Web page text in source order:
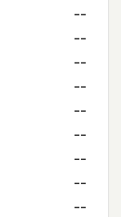
--
--
--
--
--
--
--
--
--